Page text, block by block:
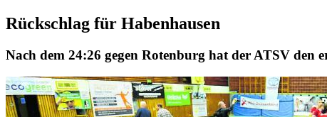
Rückschlag für Habenhausen
Nach dem 24:26 gegen Rotenburg hat der ATSV den